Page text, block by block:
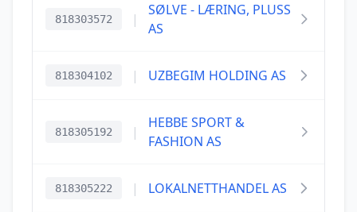
818303572 |
SØLVE - LÆRING, PLUSS
AS
818304102 | UZBEGIM HOLDING AS
818305192 |
HEBBE SPORT &
FASHION AS
818305222 | LOKALNETTHANDEL AS